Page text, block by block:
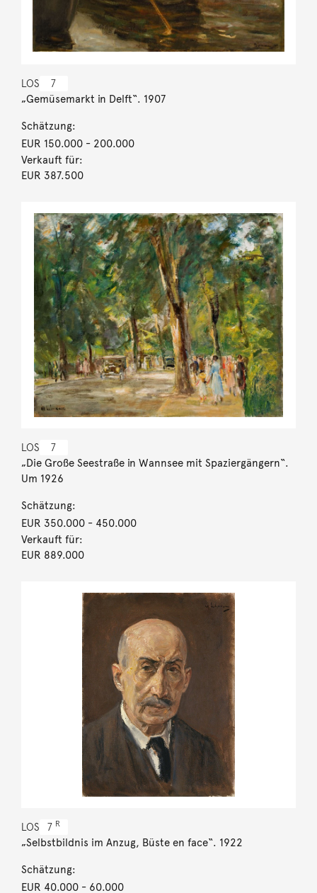
LOS 7
„Gemüsemarkt in Delft“. 1907
Schätzung:
EUR 150.000- 200.000
Verkauft für:
EUR 387.500
LOS 7
„Die Große Seestraße in Wannsee mit Spaziergängern“.
Um 1926
Schätzung:
EUR 350.000- 450.000
Verkauft für:
EUR 889.000
LOS 7 R
„Selbstbildnis im Anzug, Büste en face“. 1922
Schätzung:
EUR 40.000- 60.000